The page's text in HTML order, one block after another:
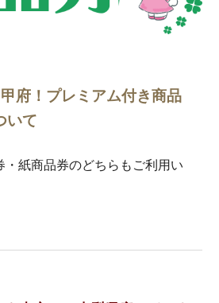
府！プレミアム付き商品
いて
・紙商品券のどちらもご利用い